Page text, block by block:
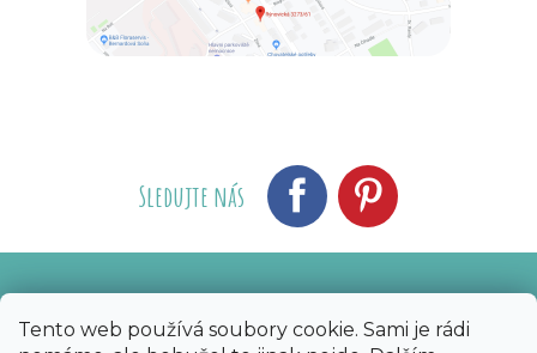
Tento web používá soubory cookie. Sami je rádi
Sledujte nás